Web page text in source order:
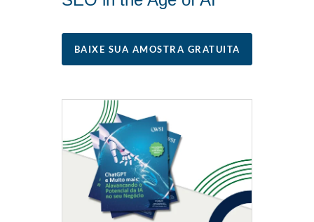
BAIXE SUA AMOSTRA GRATUITA